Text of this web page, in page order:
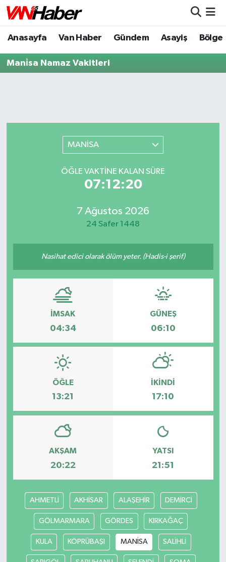
Anasayfa Van Haber Gündem Asayiş Bölge
Mani̇sa Namaz Vakitleri
MANİSA
ÖĞLE VAKTİNE KALAN SÜRE
07:12:20
7 Ağustos 2026
24 Safer 1448
Nasihat edici olarak ölüm yeter. (Hadis-i şerif)
İMSAK
04:34
GÜNEŞ
06:10
ÖĞLE
13:21
İKINDI
17:10
AKŞAM
20:22
YATSI
21:51
AHMETLİ AKHİSAR ALAŞEHİR DEMİRCİ
GÖLMARMARA GÖRDES KIRKAĞAÇ
KULA KÖPRÜBAŞI MANİSA SALİHLİ
Nöbetçi Eczaneler
Hava Durumu
Tüm Manşetler
Son Dakika Haberleri